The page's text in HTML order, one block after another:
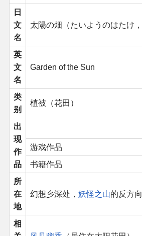
日
文
名
太陽の畑（たいようのはたけ，
英
文
名
Garden of the Sun
类
别
植被（花田）
出
现
作
品
游戏作品
书籍作品
所
在
地
幻想乡深处， 妖怪之山的反方向
相
展会作品列表
商业二次创作
同人二次创作
同人社团列表
同人志分类
同人专辑分类
同人软件列表
同人角色列表
同人视频列表